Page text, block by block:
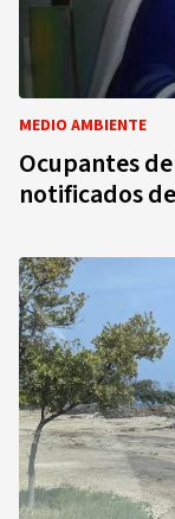
MEDIO AMBIENTE
Ocupantes
notificados